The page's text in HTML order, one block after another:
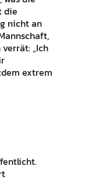
die
nicht an
„Ich
extrem